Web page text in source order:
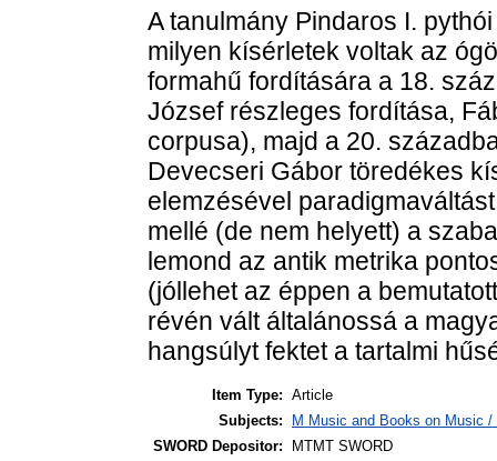
A tanulmány Pindaros I.
milyen kísérletek voltak az
formahű fordítására a 18.
József részleges fordítása,
corpusa), majd a 20.
Devecseri Gábor töredékes
elemzésével
mellé (de nem helyett) a
lemond az antik metrika
(jóllehet az éppen a
révén vált általánossá a
hangsúlyt fektet a tartalmi
Item Type: Article
Subjects:
M Music and Books on Music
SWORD Depositor:
MTMT SWORD